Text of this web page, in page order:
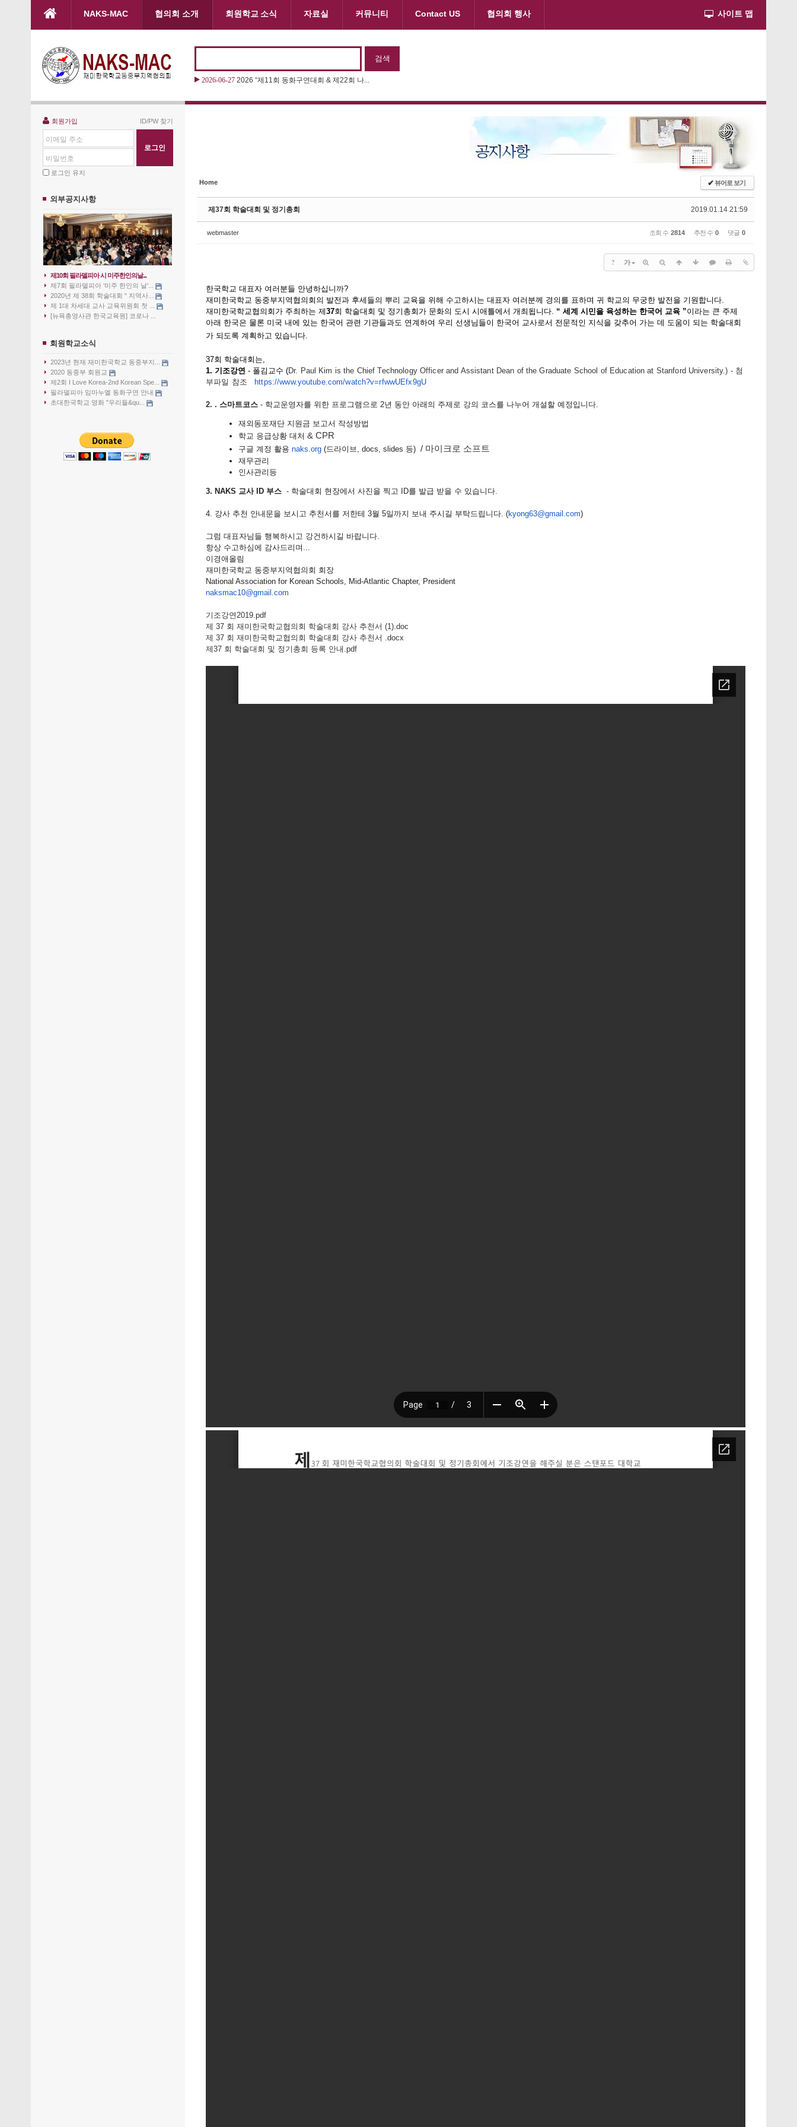
본문으로 바로가기
NAKS-MAC 협의회 소개 회원학교 소식 자료실 커뮤니티 Contact US 협의회 행사 사이트 맵
2026-06-27 2026 “제11회 동화구연대회 & 제22회 나...
회원가입 ID/PW 찾기
이메일 주소
비밀번호
로그인 유지
외부공지사항
제10회 필라델피아 시 미주한인의날...
제7회 필라델피아 ‘미주 한인의 날’...
2020년 제 38회 학술대회 “ 지역사...
제 1대 차세대 교사 교육위원회 첫 ...
[뉴욕총영사관 한국교육원] 코로나 ...
회원학교소식
2023년 현재 재미한국학교 동중부지...
2020 동중부 회원교
제2회 I Love Korea-2nd Korean Spe...
필라델피아 임마누엘 동화구연 안내
초대한국학교 영화 "우리들&qu...
Home ✔뷰어로 보기
2019.01.14 21:59
제37회 학술대회 및 정기총회
webmaster 조회 수 2814 추천 수 0 댓글 0
? 가
한국학교 대표자 여러분들 안녕하십니까?
재미한국학교 동중부지역협의회의 발전과 후세들의 뿌리 교육을 위해 수고하시는 대표자 여러분께 경의를 표하며 귀 학교의 무궁한 발전을 기원합니다.
재미한국학교협의회가 주최하는 제37회 학술대회 및 정기총회가 문화의 도시 시애틀에서 개최됩니다. “ 세계 시민을 육성하는 한국어 교육 ”이라는 큰 주제
아래 한국은 물론 미국 내에 있는 한국어 관련 기관들과도 연계하여 우리 선생님들이 한국어 교사로서 전문적인 지식을 갖추어 가는 데 도움이 되는 학술대회
가 되도록 계획하고 있습니다.
37회 학술대회는,
1. 기조강연 - 폴김교수 (Dr. Paul Kim is the Chief Technology Officer and Assistant Dean of the Graduate School of Education at Stanford University.) - 첨
부파일 참조
https://www.youtube.com/watch?v=rfwwUEfx9gU
2.. 스마트코스 - 학교운영자를 위한 프로그램으로 2년 동안 아래의 주제로 강의 코스를 나누어 개설할 예정입니다.
재외동포재단 지원금 보고서 작성방법
학교 응급상황 대처 & CPR
구글 계정 활용 naks.org (드라이브, docs, slides 등) / 마이크로 소프트
재무관리
인사관리등
3. NAKS 교사 ID 부스 - 학술대회 현장에서 사진을 찍고 ID를 발급 받을 수 있습니다.
4. 강사 추천 안내문을 보시고 추천서를 저한테 3월 5일까지 보내 주시길 부탁드립니다. (kyong63@gmail.com)
그럼 대표자님들 행복하시고 강건하시길 바랍니다.
항상 수고하심에 감사드리며...
이경애올림
재미한국학교 동중부지역협의회 회장
National Association for Korean Schools, Mid-Atlantic Chapter, President
naksmac10@gmail.com
기조강연2019.pdf
제 37 회 재미한국학교협의회 학술대회 강사 추천서 (1).doc
제 37 회 재미한국학교협의회 학술대회 강사 추천서 .docx
제37 회 학술대회 및 정기총회 등록 안내.pdf
Sketchbook5, 스케치북5
Sketchbook5, 스케치북5
Sketchbook5, 스케치북5
Sketchbook5, 스케치북5